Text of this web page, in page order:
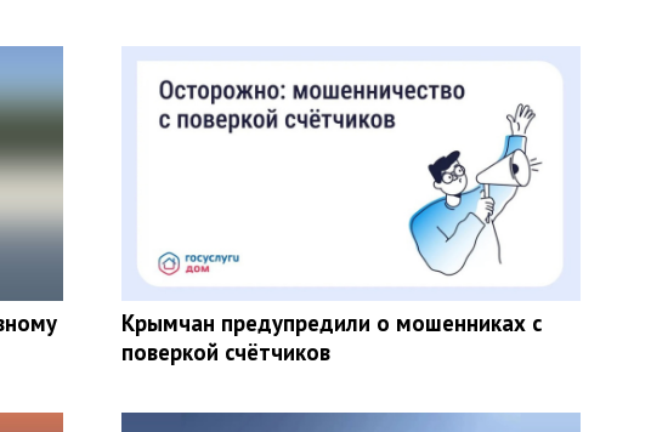
Крымчан предупредили о мошенниках с
поверкой счётчиков